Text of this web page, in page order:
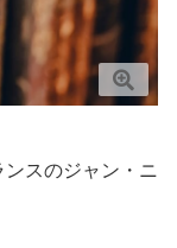
スのジャン・ニ